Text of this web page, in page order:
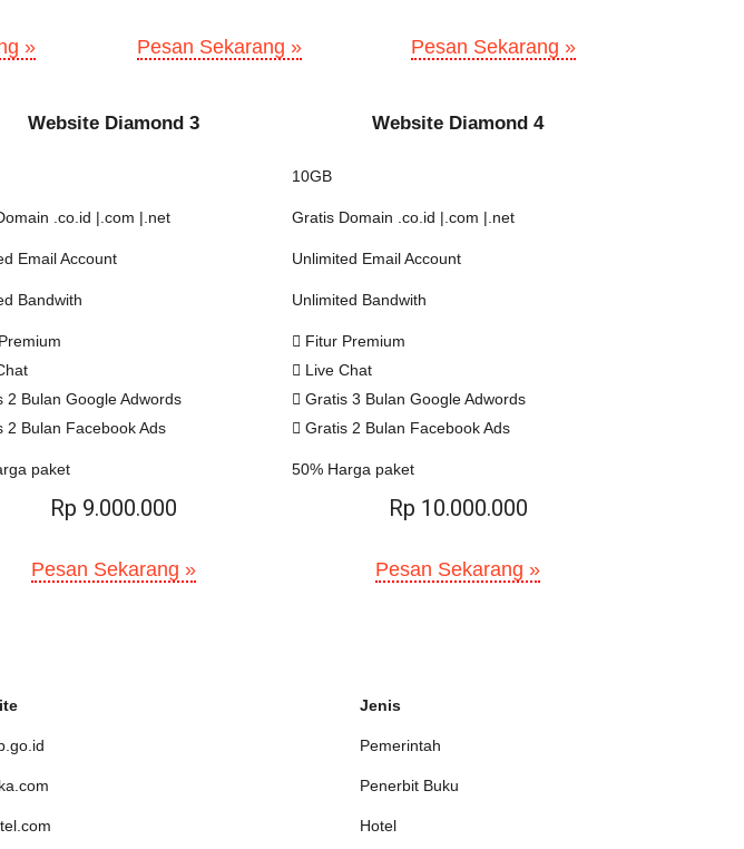
» Pesan Sekarang » Pesan Sekarang »
Website Diamond 3 Website Diamond 4
10GB
.co.id |.com |.net Gratis Domain .co.id |.com |.net
Email Account Unlimited Email Account
Bandwith Unlimited Bandwith
2 Bulan Google Adwords
2 Bulan Facebook Ads
Fitur Premium
Live Chat
Gratis 3 Bulan Google Adwords
Gratis 2 Bulan Facebook Ads
paket 50% Harga paket
Rp 9.000.000 Rp 10.000.000
Pesan Sekarang » Pesan Sekarang »
Jenis
Pemerintah
Penerbit Buku
Hotel